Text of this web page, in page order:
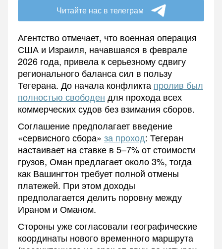
Читайте нас в телеграм
Агентство отмечает, что военная операция
США и Израиля, начавшаяся в феврале
2026 года, привела к серьезному сдвигу
регионального баланса сил в пользу
Тегерана. До начала конфликта пролив был
полностью свободен для прохода всех
коммерческих судов без взимания сборов.
Соглашение предполагает введение
«сервисного сбора» за проход: Тегеран
настаивает на ставке в 5–7% от стоимости
грузов, Оман предлагает около 3%, тогда
как Вашингтон требует полной отмены
платежей. При этом доходы
предполагается делить поровну между
Ираном и Оманом.
Стороны уже согласовали географические
координаты нового временного маршрута